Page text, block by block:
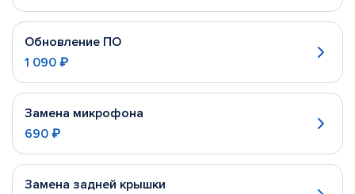
Обновление ПО
1 090 ₽
Замена микрофона
690 ₽
Замена задней крышки